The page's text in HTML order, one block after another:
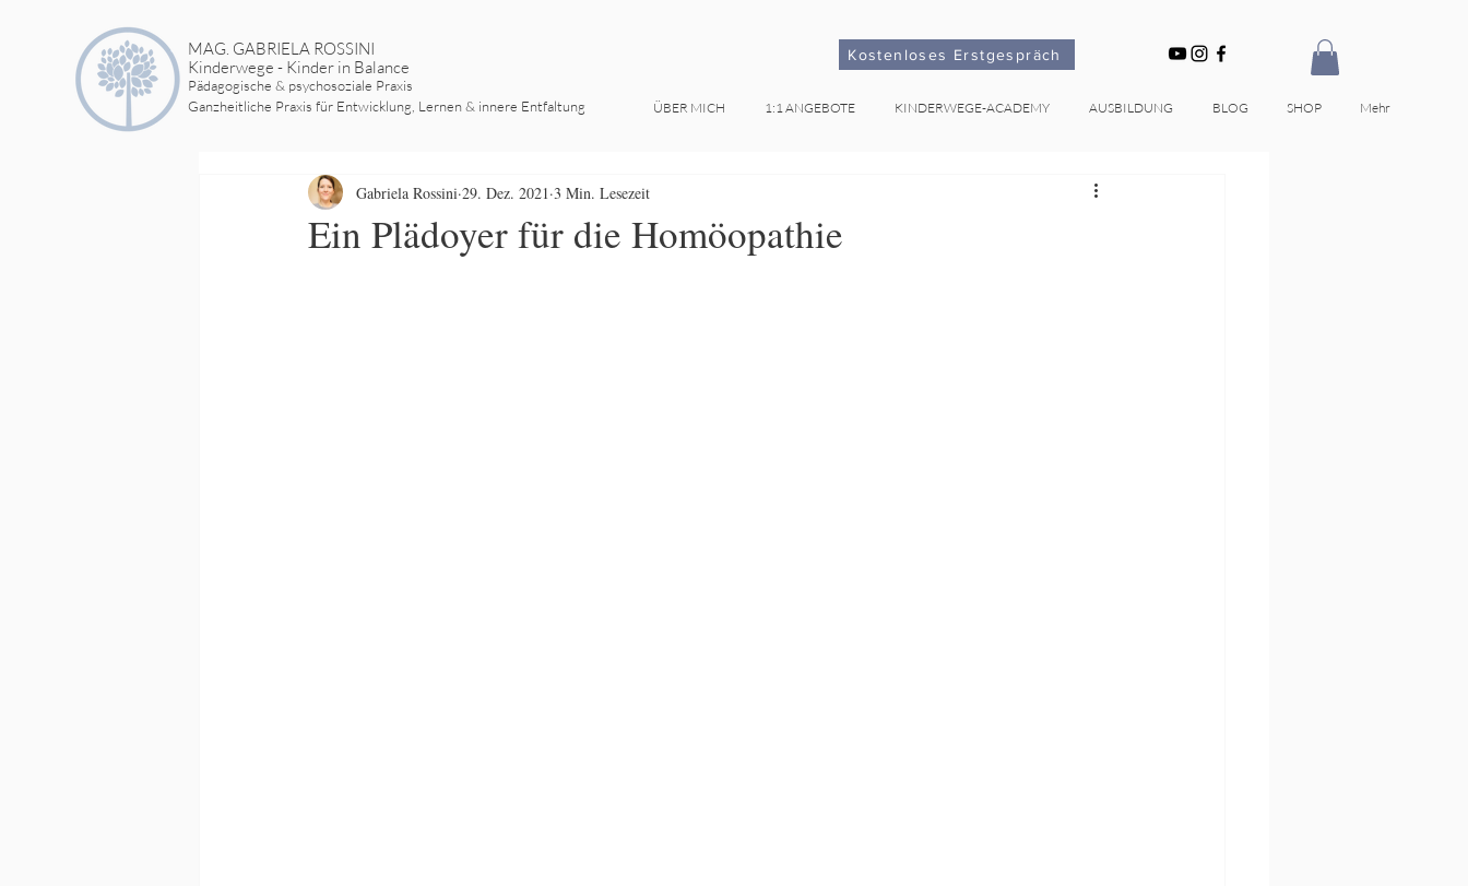
MAG. GABRIELA ROSSINI
Kinderwege - Kinder in Balance
Pädagogische & psychosoziale Praxis
Ganzheitliche Praxis für Entwicklung, Lernen & innere Entfaltung
Kostenloses Erstgespräch
ÜBER MICH 1:1 ANGEBOTE KINDERWEGE-ACADEMY AUSBILDUNG BLOG SHOP Mehr
Ein Plädoyer für die Homöopathie
Gabriela Rossini 29. Dez. 2021 3 Min. Lesezeit